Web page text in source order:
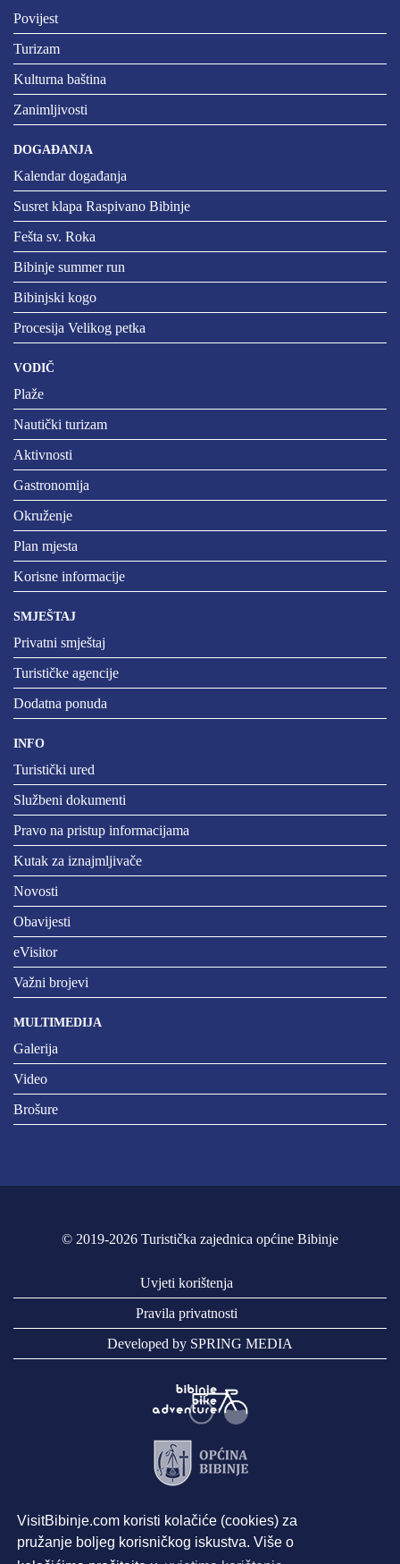
VisitBibinje.com koristi kolačiće (cookies) za
pružanje boljeg korisničkog iskustva. Više o
Povijest
Turizam
Kulturna baština
Zanimljivosti
DOGAĐANJA
Kalendar događanja
Susret klapa Raspivano Bibinje
Fešta sv. Roka
Bibinje summer run
Bibinjski kogo
Procesija Velikog petka
VODIČ
Plaže
Nautički turizam
Aktivnosti
Gastronomija
Okruženje
Plan mjesta
Korisne informacije
SMJEŠTAJ
Privatni smještaj
Turističke agencije
Dodatna ponuda
INFO
Turistički ured
Službeni dokumenti
Pravo na pristup informacijama
Kutak za iznajmljivače
Novosti
Obavijesti
eVisitor
Važni brojevi
MULTIMEDIJA
Galerija
Video
Brošure
© 2019-2026 Turistička zajednica općine Bibinje
Uvjeti korištenja
Pravila privatnosti
Developed by SPRING MEDIA